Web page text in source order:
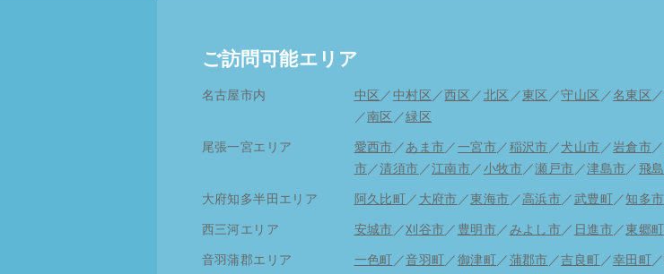
ご訪問可能エリア
名古屋市内 中区 ／ 中村区 ／ 西区 ／ 北区 ／東区 ／守山区 ／名東区 ／
／南区 ／緑区
尾張一宮エリア 愛西市 ／ あま市 ／ 一宮市 ／ 稲沢市 ／ 犬山市 ／岩倉市 ／
市／清須市 ／江南市 ／ 小牧市／瀬戸市 ／津島市 ／ 飛
大府知多半田エリア 阿久比町 ／ 大府市 ／東海市 ／ 高浜市 ／ 武豊町 ／知多市
西三河エリア 安城市 ／刈谷市 ／ 豊明市 ／ みよし市 ／ 日進市／東郷町
音羽蒲郡エリア 一色町 ／音羽町 ／ 御津町 ／ 蒲郡市 ／吉良町 ／幸田町 ／